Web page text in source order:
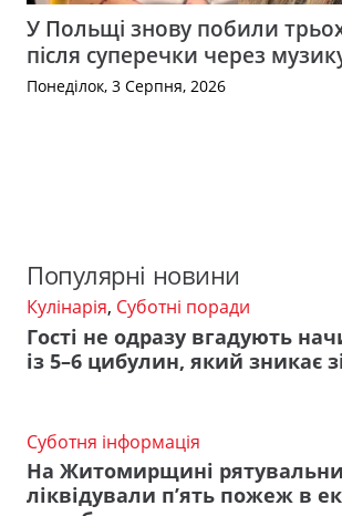
У Польщі знову побили трьох
після суперечки через
Понеділок, 3 Серпня, 2026
Популярні новини
Кулінарія, Суботні поради
Гості не одразу вгадують
із 5–6 цибулин, який зникає
Суботня інформація
На Житомирщині
ліквідували п’ять пожеж в